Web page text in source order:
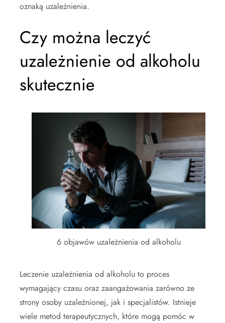
oznaką uzależnienia.
Czy można leczyć
uzależnienie od alkoholu
skutecznie
6 objawów uzależnienia od alkoholu
Leczenie uzależnienia od alkoholu to proces
wymagający czasu oraz zaangażowania zarówno ze
strony osoby uzależnionej, jak i specjalistów. Istnieje
wiele metod terapeutycznych, które mogą pomóc w